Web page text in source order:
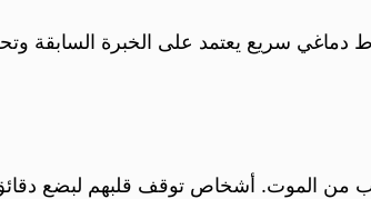
سريع يعتمد على الخبرة السابقة
من الموت. أشخاص توقف قلبهم لبضع